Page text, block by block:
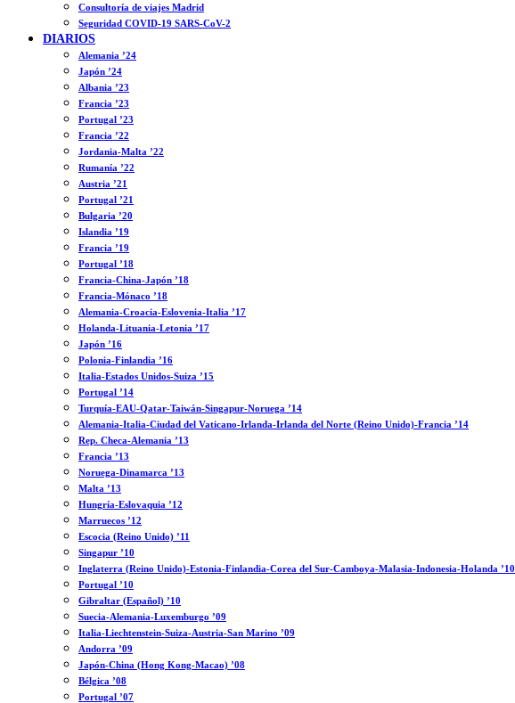
Consultoría de viajes Madrid
Seguridad COVID-19 SARS-CoV-2
DIARIOS
Alemania ’24
Japón ’24
Albania ’23
Francia ’23
Portugal ’23
Francia ’22
Jordania-Malta ’22
Rumanía ’22
Austria ’21
Portugal ’21
Bulgaria ’20
Islandia ’19
Francia ’19
Portugal ’18
Francia-China-Japón ’18
Francia-Mónaco ’18
Alemania-Croacia-Eslovenia-Italia ’17
Holanda-Lituania-Letonia ’17
Japón ’16
Polonia-Finlandia ’16
Italia-Estados Unidos-Suiza ’15
Portugal ’14
Turquía-EAU-Qatar-Taiwán-Singapur-Noruega ’14
Alemania-Italia-Ciudad del Vaticano-Irlanda-Irlanda del Norte (Reino Unido)-Francia ’14
Rep. Checa-Alemania ’13
Francia ’13
Noruega-Dinamarca ’13
Malta ’13
Hungría-Eslovaquia ’12
Marruecos ’12
Escocia (Reino Unido) ’11
Singapur ’10
Inglaterra (Reino Unido)-Estonia-Finlandia-Corea del Sur-Camboya-Malasia-Indonesia-Holanda ’10
Portugal ’10
Gibraltar (Español) ’10
Suecia-Alemania-Luxemburgo ’09
Italia-Liechtenstein-Suiza-Austria-San Marino ’09
Andorra ’09
Japón-China (Hong Kong-Macao) ’08
Bélgica ’08
Portugal ’07